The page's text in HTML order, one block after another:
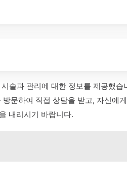
술과 관리에 대한 정보를 제공했습
문하여 직접 상담을 받고, 자신에
내리시기 바랍니다.